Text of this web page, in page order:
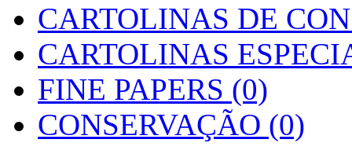
CARTOLINAS DE
CARTOLINAS
FINE PAPERS (0)
CONSERVAÇÃO (0)